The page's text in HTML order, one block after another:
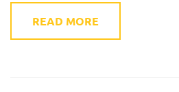
READ MORE